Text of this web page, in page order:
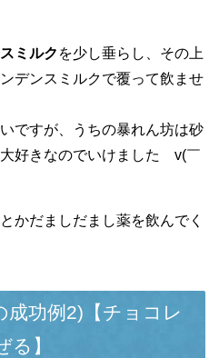
ミルク を少し垂らし、その上
デンスミルクで覆って飲ませ
ですが、うちの暴れん坊は砂
好きなのでいけました v(￣
かだましだまし薬を飲んでく
功例2)【チョコレ
】